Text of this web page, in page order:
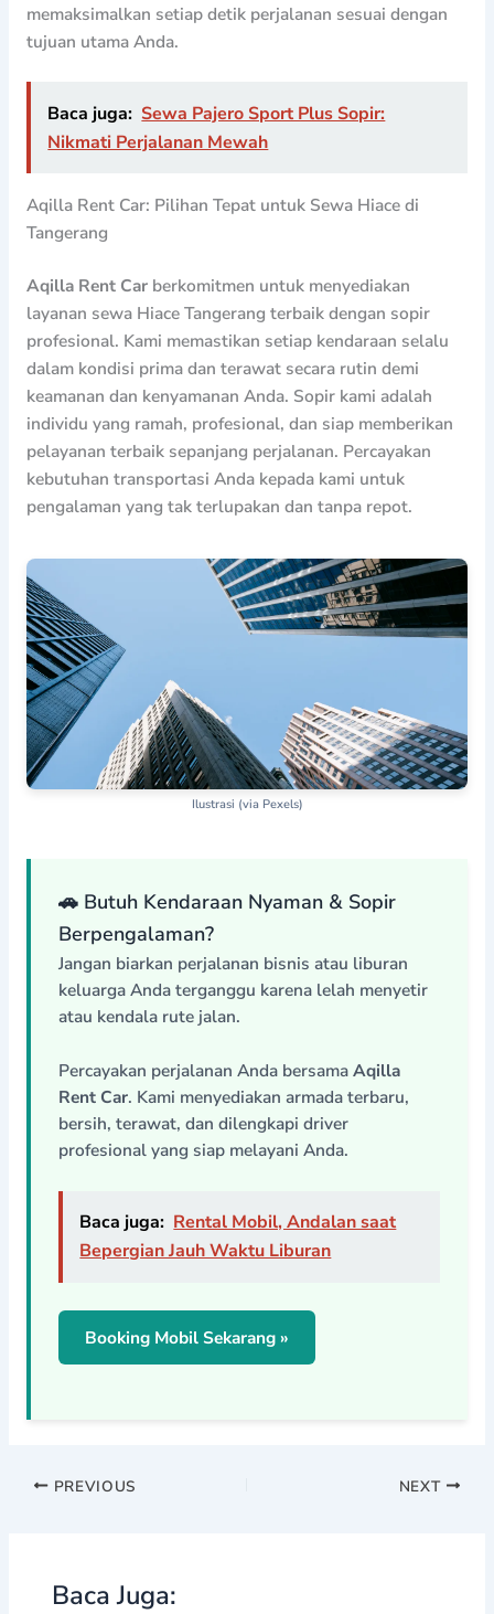
memaksimalkan setiap detik perjalanan sesuai dengan
tujuan utama Anda.
Baca juga: Sewa Pajero Sport Plus Sopir:
Nikmati Perjalanan Mewah
Aqilla Rent Car: Pilihan Tepat untuk Sewa Hiace di
Tangerang
Aqilla Rent Carberkomitmen untuk menyediakan
layanan sewa Hiace Tangerang terbaik dengan sopir
profesional. Kami memastikan setiap kendaraan selalu
dalam kondisi prima dan terawat secara rutin demi
keamanan dan kenyamanan Anda. Sopir kami adalah
individu yang ramah, profesional, dan siap memberikan
pelayanan terbaik sepanjang perjalanan. Percayakan
kebutuhan transportasi Anda kepada kami untuk
pengalaman yang tak terlupakan dan tanpa repot.
Ilustrasi (via Pexels)
🚗 Butuh Kendaraan Nyaman & Sopir
Berpengalaman?
Jangan biarkan perjalanan bisnis atau liburan
keluarga Anda terganggu karena lelah menyetir
atau kendala rute jalan.
Percayakan perjalanan Anda bersamaAqilla
Rent Car. Kami menyediakan armada terbaru,
bersih, terawat, dan dilengkapi driver
profesional yang siap melayani Anda.
Baca juga: Rental Mobil, Andalan saat
Bepergian Jauh Waktu Liburan
Booking Mobil Sekarang »
PREVIOUS NEXT
Baca Juga: